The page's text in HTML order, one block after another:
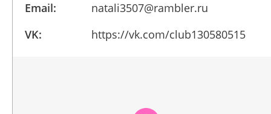
Email:
natali3507@rambler.ru
VK:
https://vk.com/club130580515